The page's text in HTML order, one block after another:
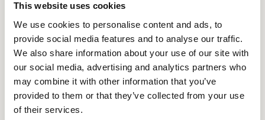
This website uses cookies
We use cookies to personalise content and ads, to
provide social media features and to analyse our traffic.
We also share information about your use of our site with
our social media, advertising and analytics partners who
may combine it with other information that you’ve
provided to them or that they’ve collected from your use
of their services.
vous protégera de la pluie et du vent aussi bien à la
campagne qu'au quotidien au travail ou lors de balade en
ville. Sa doublure est en polyamide léger dans un tartan
classique Barbour que vous retrouverez sur de nombreux
produits Barbour.
Sacoupe est droitepour une bonne aisance de
mouvements et elle se ferme à l'aide d'une fermeture
éclair avec rabat tempête